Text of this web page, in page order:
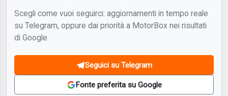
Scegli come vuoi seguirci: aggiornamenti in tempo reale
su Telegram, oppure dai priorità a MotorBox nei risultati
di Google.
Seguici su Telegram
Fonte preferita su Google